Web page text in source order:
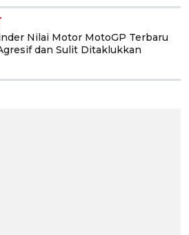
Nilai Motor MotoGP Terbaru
dan Sulit Ditaklukkan